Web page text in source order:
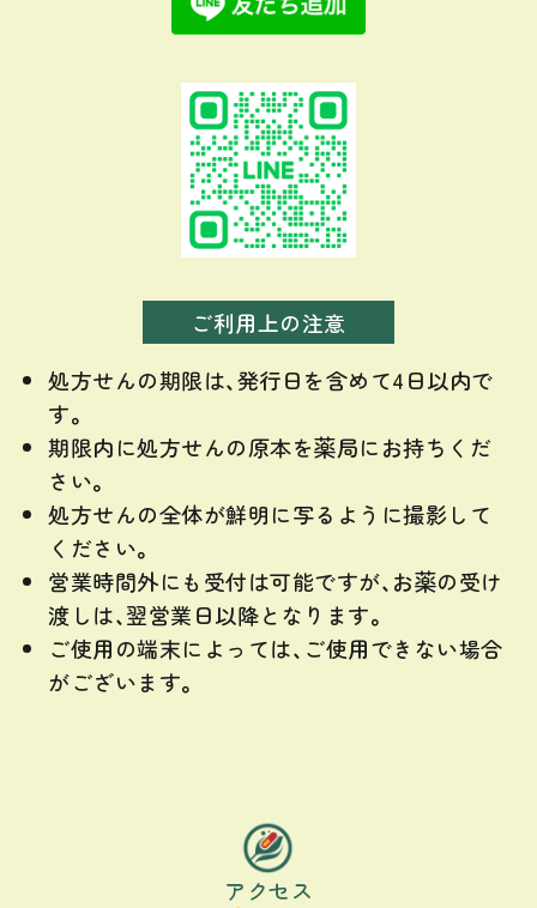
ご利用上の注意
処方せんの期限は、発行日を含めて4日以内で
す。
期限内に処方せんの原本を薬局にお持ちくだ
さい。
処方せんの全体が鮮明に写るように撮影して
ください。
営業時間外にも受付は可能ですが、お薬の受け
渡しは、翌営業日以降となります。
ご使用の端末によっては、ご使用できない場合
がございます。
アクセス